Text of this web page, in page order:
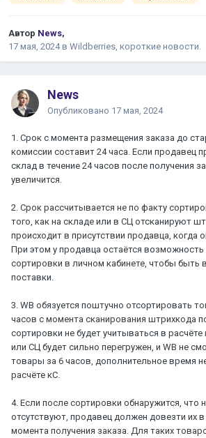
Автор News,
17 мая, 2024в Wildberries, короткие новости.
News
Опубликовано 17 мая, 2024
1.⁠ ⁠Срок с момента размещения заказа до
комиссии составит 24 часа. Если продавец
склад в течение 24 часов после получения
увеличится.
2.⁠ ⁠Срок рассчитывается не по факту
того, как на складе или в СЦ отсканируют
происходит в присутствии продавца, когда
При этом у продавца остаётся
сортировки в личном кабинете, чтобы быть
поставки.
3.⁠ ⁠WB обязуется поштучно отсортировать
часов с момента сканирования штрихкода
сортировки не будет учитываться в
или СЦ будет сильно перегружен, и WB не
товары за 6 часов, дополнительное время
расчёте кС.
4.⁠ ⁠Если после сортировки обнаружится, что
отсутствуют, продавец должен довезти их в
момента получения заказа. Для таких